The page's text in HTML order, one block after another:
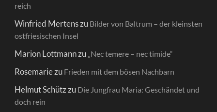
reich
Winfried Mertenszu Bilder von Baltrum – der kleinsten
ostfriesischen Insel
Marion Lottmannzu „Nec temere – nec timide“
Rosemariezu Frieden mit dem bösen Nachbarn
Helmut Schützzu Die Jungfrau Maria: Geschändet und
doch rein